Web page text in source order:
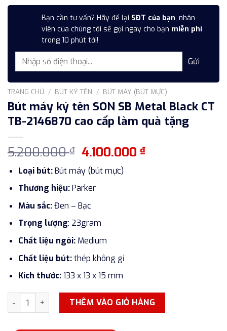
Bạn cần tư vấn? Hãy để lại SĐT của bạn, nhân
viên của chúng tôi sẽ gọi ngay cho bạn miễn phí
trong 10 phút tới!
TRANG CHỦ / BÚT KÝ TÊN / BÚT MÁY (BÚT MỰC)
Bút máy ký tên SON SB Metal Black CT
TB-2146870 cao cấp làm quà tặng
5.200.000₫ Giá
gốc
là:
5.200.000 ₫.
4.100.000₫Giá
Loại bút:Bút máy (bút mực)
Thương hiệu:Parker
Màu sắc:Đen – Bạc
Trọng lượng: 23gram
Chất liệu ngòi:Medium
Chất liệu bút:thép không gỉ
Kích thước:133 x 13 x 15 mm
Bút máy ký tên SON SB Metal Black CT TB-2146870 cao
THÊM VÀO GIỎ HÀNG